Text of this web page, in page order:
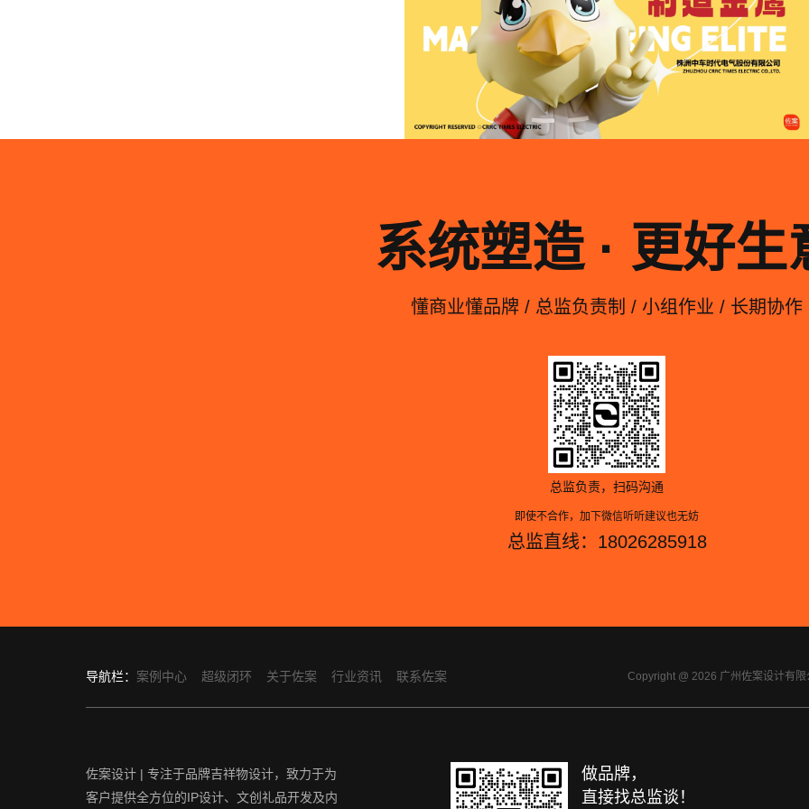
系统塑造 · 更好生
懂商业懂品牌 / 总监负责制 / 小组作业 / 长期协作
总监负责，扫码沟通
即使不合作，加下微信听听建议也无妨
总监直线：18026285918
导航栏： 案例中心 超级闭环 关于佐案 行业资讯 联系佐案 Copyright @ 2026 广州佐案设计有
佐案设计 | 专注于品牌吉祥物设计，致力于为
客户提供全方位的IP设计、文创礼品开发及内
做品牌，
直接找总监谈！